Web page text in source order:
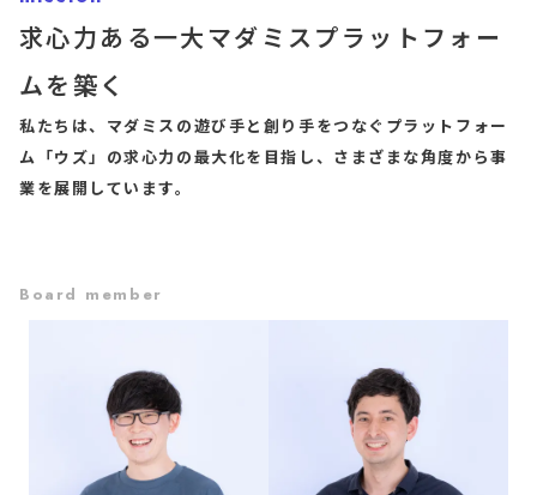
求心力ある一大マダミスプラットフォー
ムを築く
私たちは、マダミスの遊び手と創り手をつなぐプラットフォー
ム「ウズ」の求心力の最大化を目指し、さまざまな角度から事
業を展開しています。
Board member